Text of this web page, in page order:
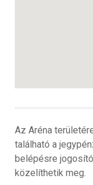
Az Aréna
található a
belépésre
közelíthetik meg.